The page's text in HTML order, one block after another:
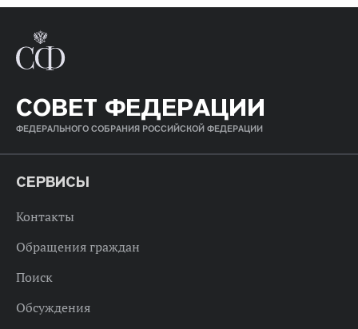
СОВЕТ ФЕДЕРАЦИИ
ФЕДЕРАЛЬНОГО СОБРАНИЯ РОССИЙСКОЙ ФЕДЕРАЦИИ
СЕРВИСЫ
Контакты
Обращения граждан
Поиск
Обсуждения